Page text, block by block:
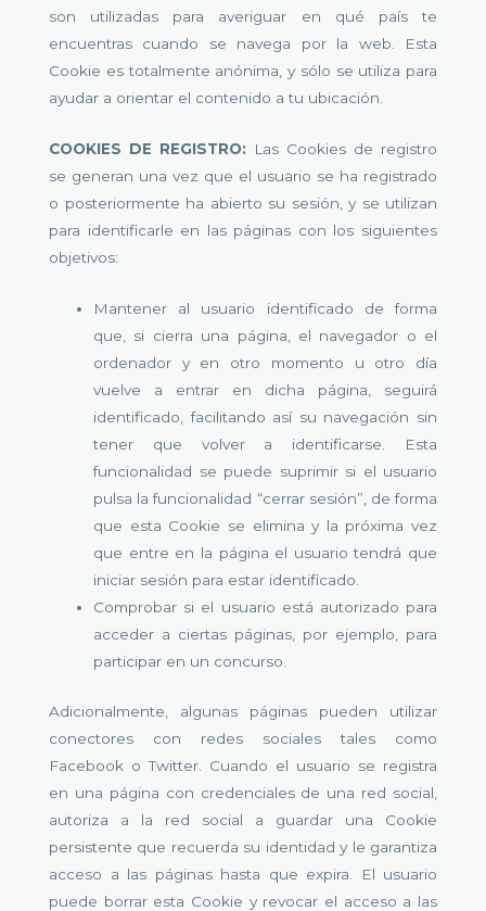
son utilizadas para averiguar en qué país te
encuentras cuando se navega por la web. Esta
Cookie es totalmente anónima, y sólo se utiliza para
ayudar a orientar el contenido a tu ubicación.
COOKIES DE REGISTRO: Las Cookies de registro
se generan una vez que el usuario se ha registrado
o posteriormente ha abierto su sesión, y se utilizan
para identificarle en las páginas con los siguientes
objetivos:
Mantener al usuario identificado de forma
que, si cierra una página, el navegador o el
ordenador y en otro momento u otro día
vuelve a entrar en dicha página, seguirá
identificado, facilitando así su navegación sin
tener que volver a identificarse. Esta
funcionalidad se puede suprimir si el usuario
pulsa la funcionalidad “cerrar sesión”, de forma
que esta Cookie se elimina y la próxima vez
que entre en la página el usuario tendrá que
iniciar sesión para estar identificado.
Comprobar si el usuario está autorizado para
acceder a ciertas páginas, por ejemplo, para
participar en un concurso.
Adicionalmente, algunas páginas pueden utilizar
conectores con redes sociales tales como
Facebook o Twitter. Cuando el usuario se registra
en una página con credenciales de una red social,
autoriza a la red social a guardar una Cookie
persistente que recuerda su identidad y le garantiza
acceso a las páginas hasta que expira. El usuario
puede borrar esta Cookie y revocar el acceso a las